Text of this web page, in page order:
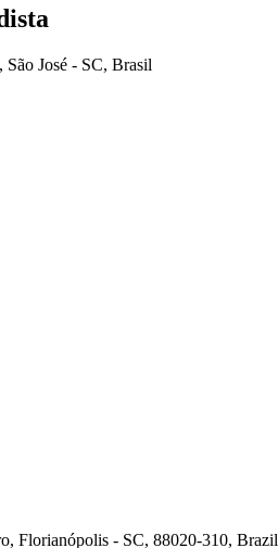
São José - SC, Brasil
Florianópolis - SC, 88020-310, Brazil